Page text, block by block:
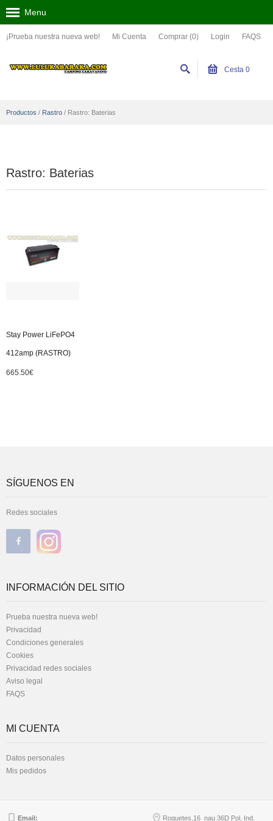
¡Prueba nuestra nueva web! Mi Cuenta Comprar (0) Login FAQS
Menu
Cesta 0
Productos / Rastro / Rastro: Baterias
Rastro: Baterias
Stay Power LiFePO4
412amp (RASTRO)
665.50€
SÍGUENOS EN
Redes sociales
INFORMACIÓN DEL SITIO
Prueba nuestra nueva web!
Privacidad
Condiciones generales
Cookies
Privacidad redes sociales
Aviso legal
FAQS
MI CUENTA
Datos personales
Mis pedidos
Email: Roquetes,16 nau 36D Pol. Ind.